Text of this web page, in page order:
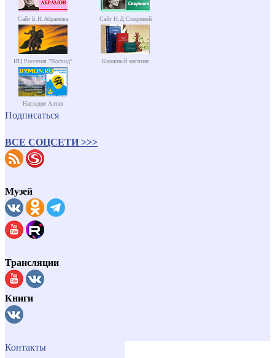
Сайт Б.Н.Абрамова Сайт Н.Д.Спириной
ИЦ Россазия "Восход" Книжный магазин
Наследие Алтая
Подписаться
ВСЕ СОЦСЕТИ >>>
Музей
Трансляции
Книги
Контакты